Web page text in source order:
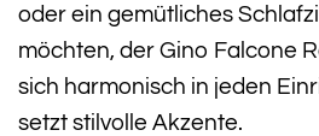
oder ein gemütliches
möchten, der Gino Falcone
sich harmonisch in jeden
setzt stilvolle Akzente.